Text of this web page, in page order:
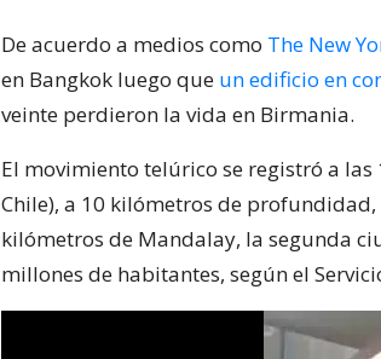
De acuerdo a medios como The New
en Bangkok luego que un edificio en
veinte perdieron la vida en Birmania.
El movimiento telúrico se registró a
Chile), a 10 kilómetros de
kilómetros de Mandalay, la segunda
millones de habitantes, según el